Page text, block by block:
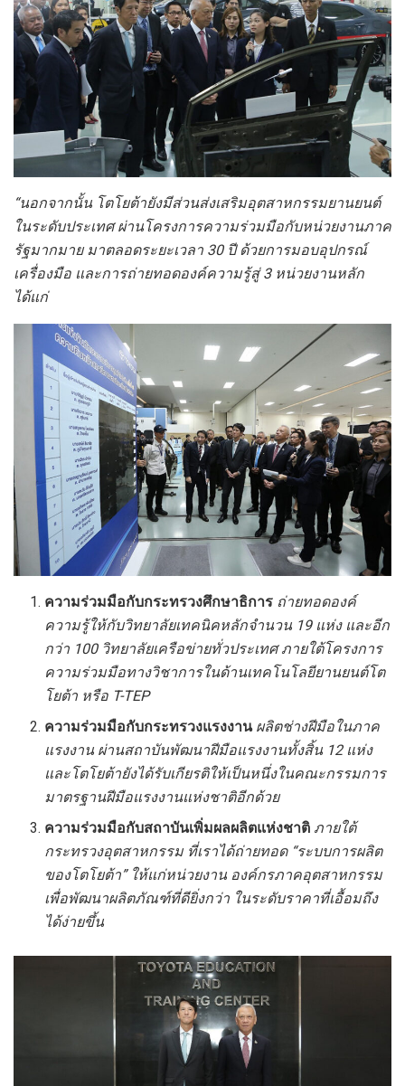
“นอกจากนั้น โตโยต้ายังมีส่วนส่งเสริมอุตสาหกรรมยานยนต์
ในระดับประเทศ ผ่านโครงการความร่วมมือกับหน่วยงานภาค
รัฐมากมาย มาตลอดระยะเวลา 30 ปี ด้วยการมอบอุปกรณ์
เครื่องมือ และการถ่ายทอดองค์ความรู้สู่ 3 หน่วยงานหลัก
ได้แก่
ความร่วมมือกับกระทรวงศึกษาธิการ ถ่ายทอดองค์
ความรู้ให้กับวิทยาลัยเทคนิคหลักจำนวน 19 แห่ง และอีก
กว่า 100 วิทยาลัยเครือข่ายทั่วประเทศ ภายใต้โครงการ
ความร่วมมือทางวิชาการในด้านเทคโนโลยียานยนต์โต
โยต้า หรือ T-TEP
ความร่วมมือกับกระทรวงแรงงานผลิตช่างฝีมือในภาค
แรงงาน ผ่านสถาบันพัฒนาฝีมือแรงงานทั้งสิ้น 12 แห่ง
และโตโยต้ายังได้รับเกียรติให้เป็นหนึ่งในคณะกรรมการ
มาตรฐานฝีมือแรงงานแห่งชาติอีกด้วย
ความร่วมมือกับสถาบันเพิ่มผลผลิตแห่งชาติ ภายใต้
กระทรวงอุตสาหกรรม ที่เราได้ถ่ายทอด “ระบบการผลิต
ของโตโยต้า” ให้แก่หน่วยงาน องค์กรภาคอุตสาหกรรม
เพื่อพัฒนาผลิตภัณฑ์ที่ดียิ่งกว่า ในระดับราคาที่เอื้อมถึง
ได้ง่ายขึ้น